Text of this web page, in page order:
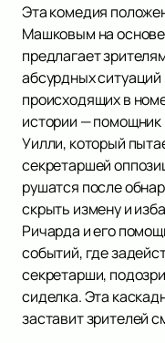
Эта комедия
Машковым на
предлагает
абсурдных
происходящих в
истории —
Уилли, который
секретаршей
рушатся после
скрыть измену и
Ричарда и его
событий, где
секретарши,
сиделка. Эта
заставит зрителей